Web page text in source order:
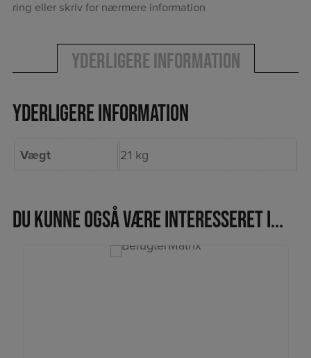
ring eller skriv for nærmere information
Yderligere information
Yderligere information
Vægt 21 kg
Du kunne også være interesseret i...